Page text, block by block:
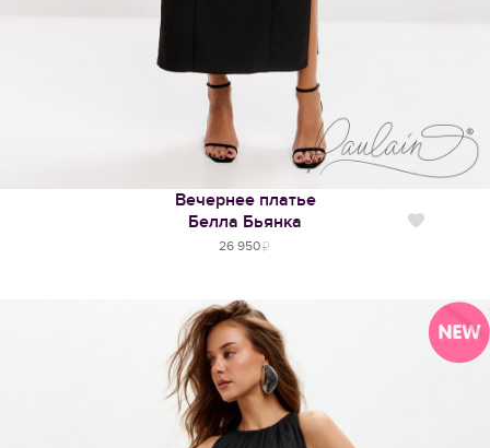
Вечернее платье
Белла Бьянка
26 950